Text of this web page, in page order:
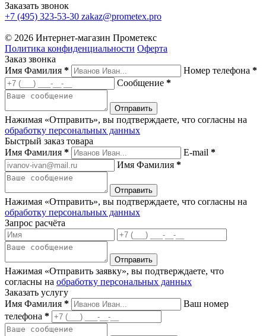
Заказать звонок
+7 (495) 323-53-30 zakaz@prometex.pro
© 2026 Интернет-магазин Прометекс
Политика конфиденциальности Оферта
Заказ звонка
Имя Фамилия * Номер телефона *
Сообщение *
Нажимая «Отправить», вы подтверждаете, что согласны на
обработку персональных данных
Быстрый заказ товара
Имя Фамилия * E-mail *
Имя Фамилия *
Нажимая «Отправить», вы подтверждаете, что согласны на
обработку персональных данных
Запрос расчёта
Нажимая «Отправить заявку», вы подтверждаете, что
согласны на обработку персональных данных
Заказать услугу
Имя Фамилия *
Ваш номер
телефона *